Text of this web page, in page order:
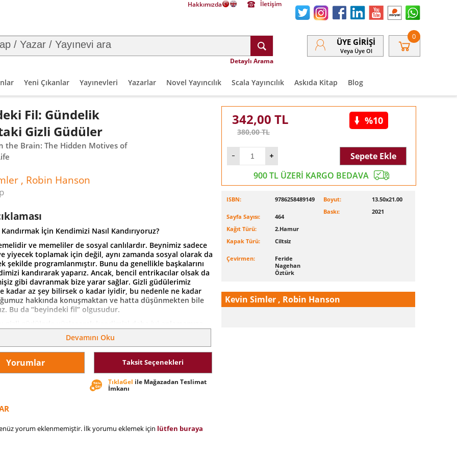
Hakkımızda İletişim
Detaylı Arama
ÜYE GIRIŞI
Veya Üye Ol
0
Yeni Çıkanlar Yayınevleri Yazarlar Novel Yayıncılık Scala Yayıncılık Askıda Kitap Blog
Fil: Gündelik
Gizli Güdüler
the Brain: The Hidden Motives of
, Robin Hanson
Kandırmak İçin Kendimizi Nasıl Kandırıyoruz?
ve memeliler de sosyal canlılardır. Beynimiz sadece
yiyecek toplamak için değil, aynı zamanda sosyal olarak da
şekilde programlanmıştır. Bunu da genellikle başkalarını
kandırarak yaparız. Ancak, bencil entrikacılar olsak da
gibi davranmak bize yarar sağlar. Gizli güdülerimiz
kadar az şey bilirsek o kadar iyidir, bu nedenle ne kadar
hakkında konuşmaktan ve hatta düşünmekten bile
Bu da “beyindeki fil” olgusudur.
zihnimizin karanlık ve keşfedilmemiş köşelerine ışık
kişisel yaşamlarımızdaki hem de sanat, eğitim, tıp, siyaset
toplumun inşa edilmiş en büyük sosyal kurumlarındaki gizli
gözler önüne seriyor: Neden gülüyoruz? Neden
övünüyoruz? Neden dinlemektense konuşmayı tercih
kaldıktan sonra ne kendinizi ne de dünyayı aynı
çevrilmemiş hiçbir taş bırakmıyor.”
Devamını Oku
Yorumlar Taksit Seçenekleri
TıklaGel ile Mağazadan Teslimat
İmkanı
yorum eklenmemiştir. İlk yorumu eklemek için lütfen buraya
342,00 TL
380,00TL
%10
Sepete Ekle
900 TL ÜZERİ KARGO BEDAVA
ISBN: 9786258489149
Sayfa Sayısı:
464
Kağıt Türü:
2.Hamur
Kapak Türü:
Ciltsiz
Çevirmen:
Feride
Nagehan
Öztürk
Boyut:
13.50x21.00
Baskı:
2021
Kevin Simler , Robin Hanson